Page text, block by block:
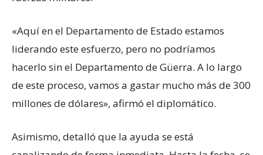
«Aquí en el Departamento de Estado estamos
liderando este esfuerzo, pero no podríamos
hacerlo sin el Departamento de Güerra. A lo largo
de este proceso, vamos a gastar mucho más de 300
millones de dólares», afirmó el diplomático.
Asimismo, detalló que la ayuda se está